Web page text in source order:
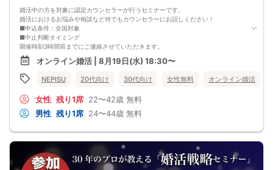
婚活中の方を対象に認定カウンセラーが行うセミナーです。
婚活におけるお悩みや相談など何でもカウンセラーにお話しください！
■申込条件：全国対象
■中止判断タイミング
開催時刻3時間前までにご連絡させていただきます。
■注意事項
・キャンセルされる場合は、オミカレのメッセージ機能から必ずご連絡下さい。
・セミナー当日、セミナーの進行をスムーズに行う為、スタッフの指示に従って
ください。
・悪質な場合は今後一切弊社のイベントに参加できなくなる可能性があります。
・弊社ではセミナー中やセミナー終了後発生したトラブルには一切関与いたしま
せん。
・外国人の方の参加はご遠慮ください。日本語での円滑なコミュニケーションが
可能な方に限ります。(For Japanese people only)
オンライン婚活 | 8月19日(水) 18:30〜
NEPISU 20代向け 30代向け 女性無料 オンライン婚活
女性 残り1席 22〜42歳 無料
男性 残り1席 24〜44歳 無料